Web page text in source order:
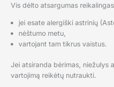
Vis dėlto atsargumas
jei esate alergiški astrinių
nėštumo metu,
vartojant tam tikrus vaistus.
Jei atsiranda bėrimas, niežulys
vartojimą reikėtų nutraukti.